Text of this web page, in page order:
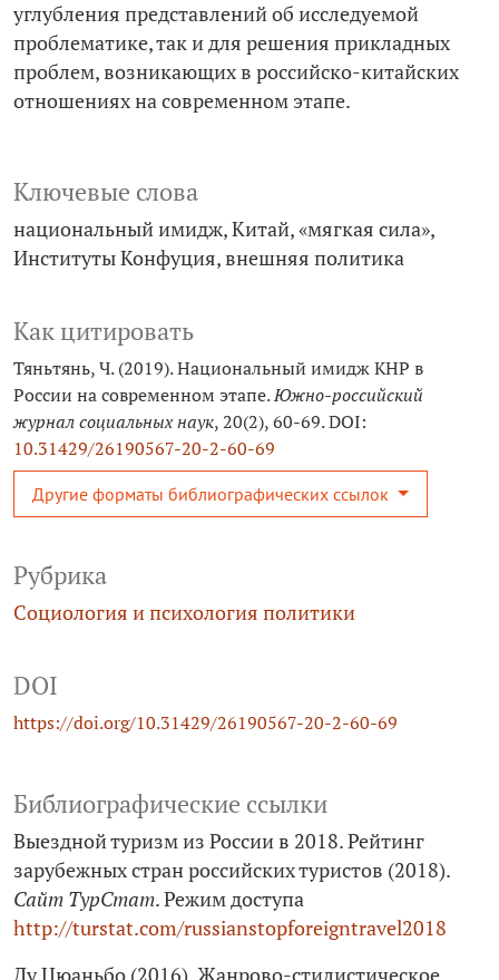
Рубрика
Социология и психология политики
DOI
https://doi.org/10.31429/26190567-20-2-60-69
Как цитировать
Тяньтянь, Ч. (2019). Национальный имидж КНР в
России на современном этапе.Южно-российский
журнал социальных наук, 20(2), 60-69. DOI:
10.31429/26190567-20-2-60-69
Другие форматы библиографических ссылок
углубления представлений об исследуемой
проблематике, так и для решения прикладных
проблем, возникающих в российско-­китайских
отношениях на современном этапе.
Ключевые слова
национальный имидж Китай «мягкая сила»
Институты Конфуция внешняя политика
Библиографические ссылки
Выездной туризм из России в 2018. Рейтинг
зарубежных стран российских туристов (2018).
Сайт ТурСтат. Режим доступа
http://turstat.com/russianstopforeigntravel2018